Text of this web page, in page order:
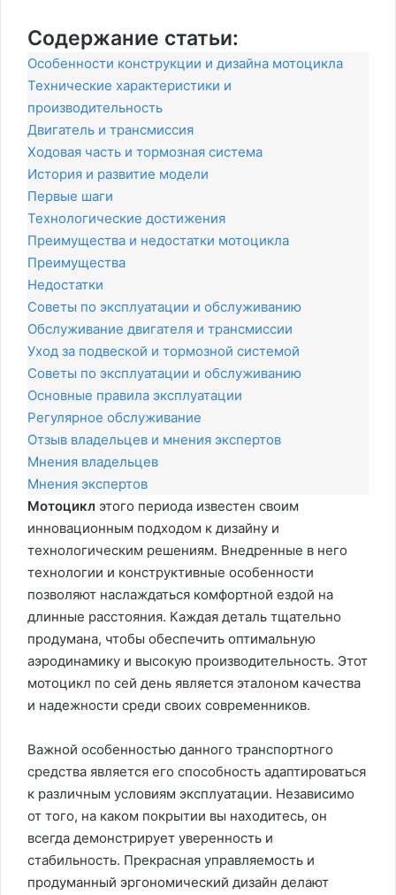
Содержание статьи:
Особенности конструкции и дизайна мотоцикла
Технические характеристики и
производительность
Двигатель и трансмиссия
Ходовая часть и тормозная система
История и развитие модели
Первые шаги
Технологические достижения
Преимущества и недостатки мотоцикла
Преимущества
Недостатки
Советы по эксплуатации и обслуживанию
Обслуживание двигателя и трансмиссии
Уход за подвеской и тормозной системой
Советы по эксплуатации и обслуживанию
Основные правила эксплуатации
Регулярное обслуживание
Отзыв владельцев и мнения экспертов
Мнения владельцев
Мнения экспертов
Мотоцикл этого периода известен своим
инновационным подходом к дизайну и
технологическим решениям. Внедренные в него
технологии и конструктивные особенности
позволяют наслаждаться комфортной ездой на
длинные расстояния. Каждая деталь тщательно
продумана, чтобы обеспечить оптимальную
аэродинамику и высокую производительность. Этот
мотоцикл по сей день является эталоном качества
и надежности среди своих современников.
Важной особенностью данного транспортного
средства является его способность адаптироваться
к различным условиям эксплуатации. Независимо
от того, на каком покрытии вы находитесь, он
всегда демонстрирует уверенность и
стабильность. Прекрасная управляемость и
продуманный эргономический дизайн делают